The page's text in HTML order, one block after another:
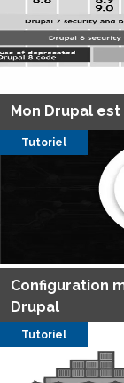
Mon Drupal
Tutoriel
Configuration
Drupal
Tutoriel